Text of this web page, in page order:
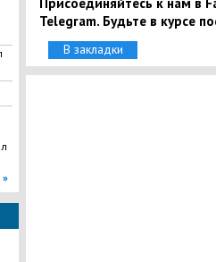
Telegram. Будьте в курсе
В закладки